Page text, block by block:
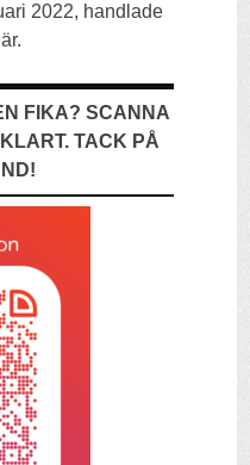
2022, handlade
FIKA? SCANNA
TACK PÅ